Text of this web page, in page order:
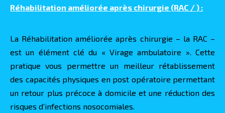
Réhabilitation améliorée après chirurgie (RAC / ) :
La Réhabilitation améliorée après chirurgie – la RAC –
est un élément clé du « Virage ambulatoire ». Cette
pratique vous permettre un meilleur rétablissement
des capacités physiques en post opératoire permettant
un retour plus précoce à domicile et une réduction des
risques d’infections nosocomiales.